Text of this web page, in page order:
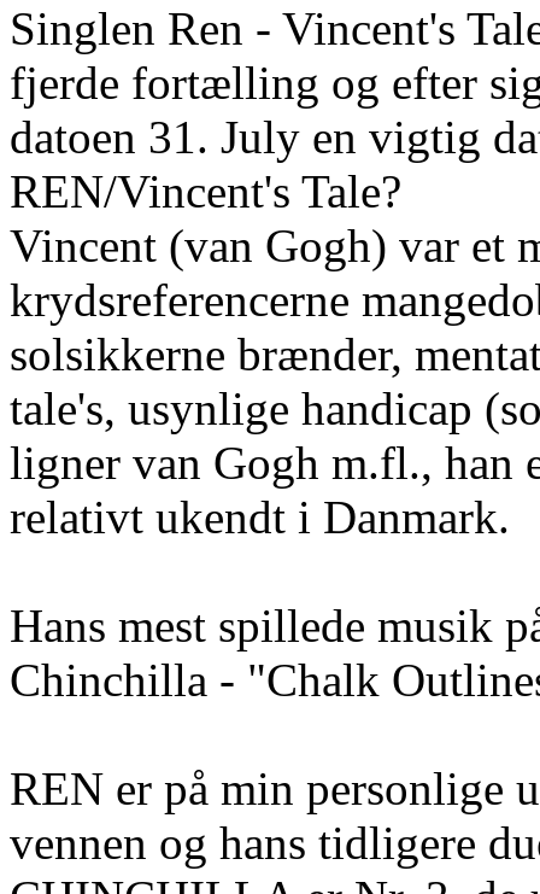
Singlen Ren - Vincent's
fjerde fortælling og efter
datoen 31. July en vigtig
REN/Vincent's Tale?
Vincent (van Gogh) var et
krydsreferencerne
solsikkerne brænder,
tale's, usynlige handicap
ligner van Gogh m.fl., han
relativt ukendt i Danmark.
Hans mest spillede musik
Chinchilla - "Chalk
REN er på min personlige
vennen og hans tidligere